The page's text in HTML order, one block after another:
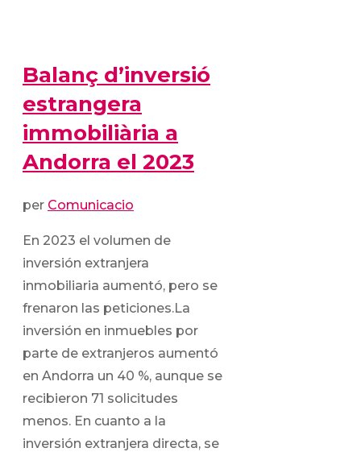
Balanç d’inversió
estrangera
immobiliària a
Andorra el 2023
per Comunicacio
En 2023 el volumen de
inversión extranjera
inmobiliaria aumentó, pero se
frenaron las peticiones.La
inversión en inmuebles por
parte de extranjeros aumentó
en Andorra un 40 %, aunque se
recibieron 71 solicitudes
menos. En cuanto a la
inversión extranjera directa, se